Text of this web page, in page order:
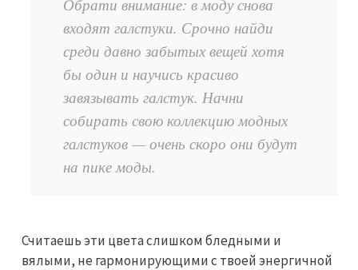
Обрати внимание: в моду снова
входят галстуки. Срочно найди
среди давно забытых вещей хотя
бы один и научись красиво
завязывать галстук. Начни
собирать свою коллекцию модных
галстуков — очень скоро они будут
на пике моды.
Считаешь эти цвета слишком бледными и
вялыми, не гармонирующими с твоей энергичной